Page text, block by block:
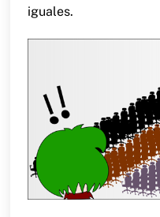
iguales.